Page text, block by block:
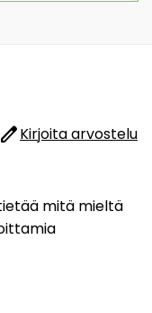
editKirjoita arvostelu
mitä mieltä